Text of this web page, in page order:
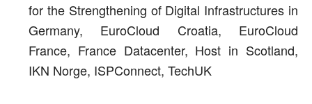
for the Strengthening of Digital Infrastructures in
Germany, EuroCloud Croatia, EuroCloud
France, France Datacenter, Host in Scotland,
IKN Norge, ISPConnect, TechUK